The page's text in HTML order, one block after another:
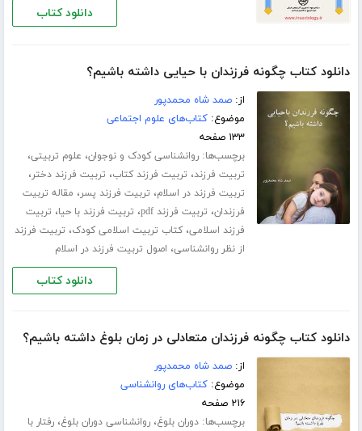
دانلود کتاب
دانلود کتاب چگونه فرزندان با حیایی داشته باشیم؟
از:صمد شاه محمدپور
موضوع:کتاب‌های علوم اجتماعی
۱۳۳ صفحه
برچسب‌ها:روانشناسی کودک و نوجوان، علوم تربیتی،
تربیت فرزند، تربیت فرزند کتاب، تربیت فرزند دختر،
تربیت فرزند در اسلام، تربیت فرزند پسر، مقاله تربیت
فرزندان، تربیت فرزند pdf ، تربیت فرزند با حیا، تربیت
فرزند اسلامی،کتاب تربیت اسلامی کودک، تربیت فرزند
از نظر روانشناسی، اصول تربیت فرزند در اسلام
دانلود کتاب
دانلود کتاب چگونه فرزندان متعادلی در زمان بلوغ داشته باشیم؟
از:صمد شاه محمدپور
موضوع:کتاب‌های روانشناسی
۲۱۶ صفحه
برچسب‌ها:دوران بلوغ،روانشناسی دوران بلوغ،رفتار با